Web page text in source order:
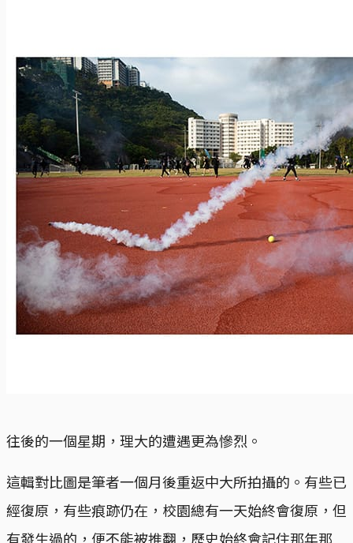
往後的一個星期，理大的遭遇更為慘烈。
這輯對比圖是筆者一個月後重返中大所拍攝的。有些已
經復原，有些痕跡仍在，校園總有一天始終會復原，但
有發生過的，便不能被推翻，歷史始終會記住那年那